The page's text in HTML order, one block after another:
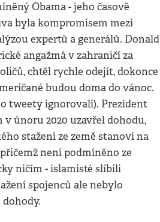
Obama - jeho časově
byla kompromisem mezi
expertů a generálů. Donald
angažmá v zahraničí za
chtěl rychle odejít, dokonce
budou doma do vánoc.
tweety ignorovali). Prezident
v únoru 2020 uzavřel dohodu,
stažení ze země stanoví na
není podmíněno ze
ničím - islamisté slíbili
spojenců ale nebylo